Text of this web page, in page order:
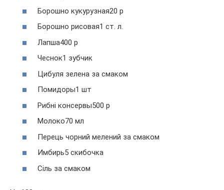
Борошно кукурузная20 р
Борошно рисовая1 ст. л.
Лапша400 р
Чеснок1 зубчик
Цибуля зелена за смаком
Помидоры1 шт
Рибні консервы500 р
Молоко70 мл
Перець чорний мелений за смаком
Имбирь5 скибочка
Сіль за смаком